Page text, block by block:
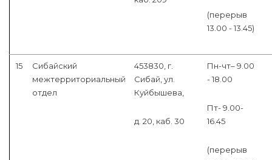
(перерыв
13.00 - 13.45)
15
Сибайский
межтерриториальный
отдел
453830, г.
Сибай, ул.
Куйбышева,
д. 20, каб. 30
Пн-чт– 9.00
- 18.00
Пт- 9.00-
16.45
(перерыв